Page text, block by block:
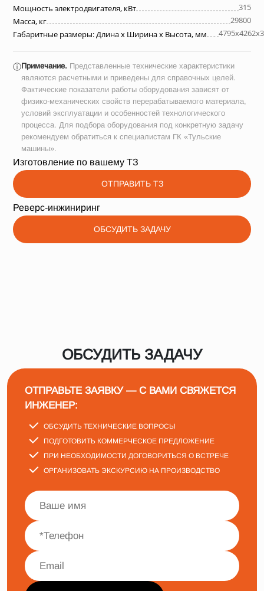
Мощность электродвигателя, кВт
315
Масса, кг
29800
Габаритные размеры: Длина х Ширина х Высота, мм
ⓘПримечание. Представленные технические характеристики
являются расчетными и приведены для справочных целей.
Фактические показатели работы оборудования зависят от
физико-механических свойств перерабатываемого материала,
условий эксплуатации и особенностей технологического
процесса. Для подбора оборудования под конкретную задачу
рекомендуем обратиться к специалистам ГК «Тульские
машины».
Изготовление по вашему ТЗ
ОТПРАВИТЬ ТЗ
Реверс-инжиниринг
ОБСУДИТЬ ЗАДАЧУ
ОБСУДИТЬ ЗАДАЧУ
ОТПРАВЬТЕ ЗАЯВКУ — С ВАМИ СВЯЖЕТСЯ
ИНЖЕНЕР:
ОБСУДИТЬ ТЕХНИЧЕСКИЕ ВОПРОСЫ
ПОДГОТОВИТЬ КОММЕРЧЕСКОЕ ПРЕДЛОЖЕНИЕ
ПРИ НЕОБХОДИМОСТИ ДОГОВОРИТЬСЯ О ВСТРЕЧЕ
ОРГАНИЗОВАТЬ ЭКСКУРСИЮ НА ПРОИЗВОДСТВО